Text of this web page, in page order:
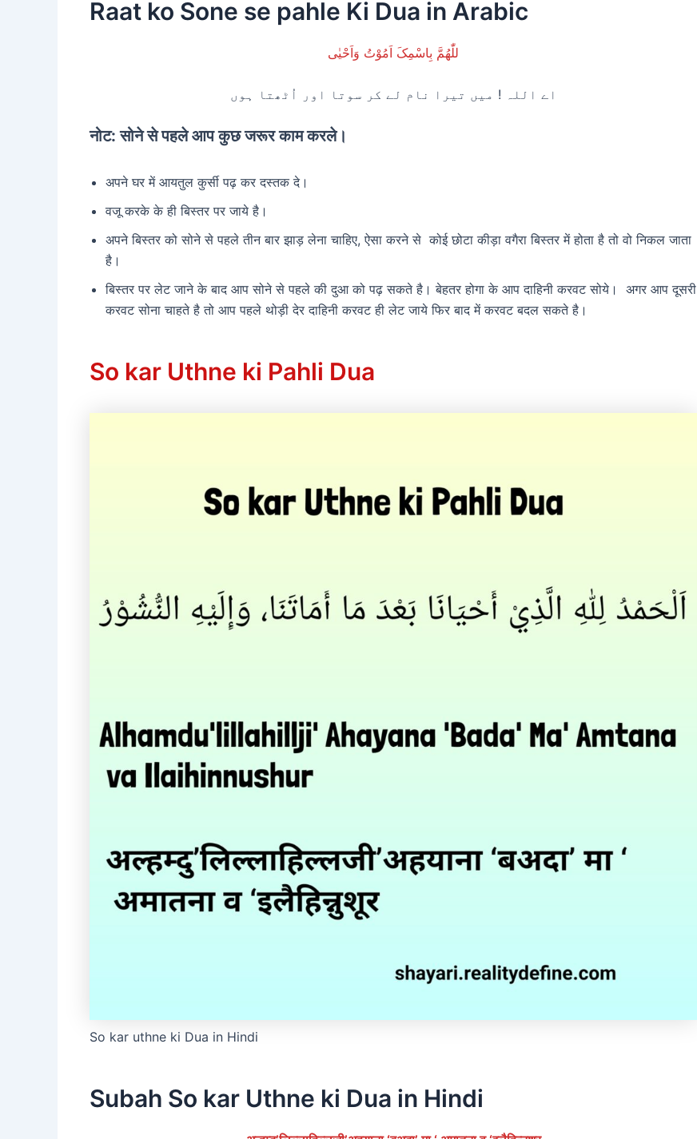
Raat ko Sone se pahle Ki Dua in Arabic
للّٰھُمَّ بِاسْمِکَ اَمُوْتُ وَاَحْیٰی
اے اللہ ! میں تیرا نام لے کر سوتا اور اُٹھتا ہوں
नोट: सोने से पहले आप कुछ जरूर काम करले।
अपने घर में आयतुल कुर्सी पढ़ कर दस्तक दे।
वजू करके के ही बिस्तर पर जाये है।
अपने बिस्तर को सोने से पहले तीन बार झाड़ लेना चाहिए, ऐसा करने से कोई छोटा कीड़ा वगैरा बिस्तर में होता है तो वो निकल जाता
है।
बिस्तर पर लेट जाने के बाद आप सोने से पहले की दुआ को पढ़ सकते है। बेहतर होगा के आप दाहिनी करवट सोये। अगर आप दूसरी
करवट सोना चाहते है तो आप पहले थोड़ी देर दाहिनी करवट ही लेट जाये फिर बाद में करवट बदल सकते है।
So kar Uthne ki Pahli Dua
So kar uthne ki Dua in Hindi
Subah So kar Uthne ki Dua in Hindi